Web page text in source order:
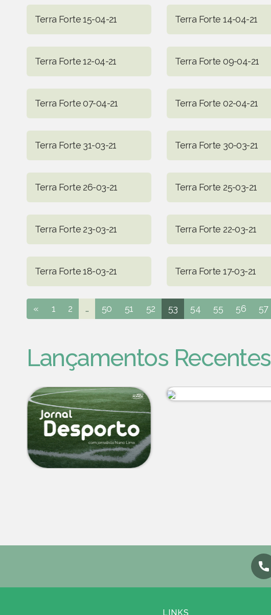
Terra Forte 15-04-21 Terra Forte 14-04-21
Terra Forte 12-04-21 Terra Forte 09-04-21
Terra Forte 07-04-21 Terra Forte 02-04-21
Terra Forte 31-03-21 Terra Forte 30-03-21
Terra Forte 26-03-21 Terra Forte 25-03-21
Terra Forte 23-03-21 Terra Forte 22-03-21
Terra Forte 18-03-21 Terra Forte 17-03-21
« 1 2 ... 50 51 52 53 54 55 56 57
Lançamentos Recentes
LINKS